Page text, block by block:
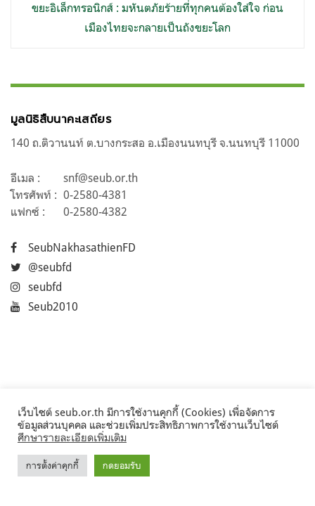
ขยะอิเล็กทรอนิกส์ : มหันตภัยร้ายที่ทุกคนต้องใส่ใจ ก่อน
เมืองไทยจะกลายเป็นถังขยะโลก
มูลนิธิสืบนาคะเสถียร
140 ถ.ติวานนท์ ต.บางกระสอ อ.เมืองนนทบุรี จ.นนทบุรี 11000
อีเมล :
snf@seub.or.th
โทรศัพท์ : 0-2580-4381
แฟกซ์ :
0-2580-4382
SeubNakhasathienFD
@seubfd
seubfd
Seub2010
©2017 Seub.or.th
เว็บไซต์ seub.or.th มีการใช้งานคุกกี้ (Cookies) เพื่อจัดการ
ข้อมูลส่วนบุคคล และช่วยเพิ่มประสิทธิภาพการใช้งานเว็บไซต์
ศึกษารายละเอียดเพิ่มเติม
การตั้งค่าคุกกี้ กดยอมรับ